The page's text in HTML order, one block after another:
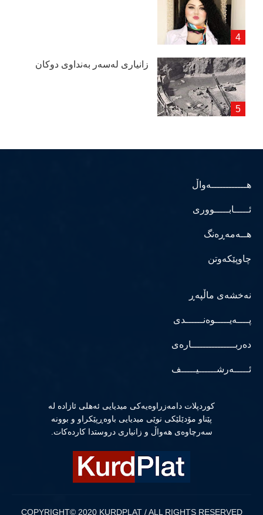
زانیاری لەسەر بەنداوی دوكان
هــــــــــــەواڵ
ئـــــابـــــووری
هــەمەڕەنگ
چاوپێکەوتن
نەخشەی ماڵپەڕ
پــــەیـــــوەنــــــدی
دەربـــــــــــــــارەی
ئـــــەرشــــــیـــــف
كوردپلات دامەزراوەیەكی میدیایی ئەهلی ئازادە لە
پێناو مۆدێلێكی نوێی میدیایی باوەڕپێكراو و بوونە
سەرچاوەی هەواڵ و زانیاری دروستدا كاردەكات.
COPYRIGHT© 2020 KURDPLAT / ALL RIGHTS RESERVED